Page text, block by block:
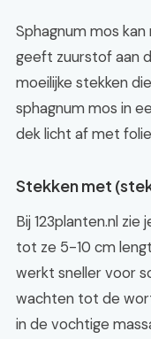
Sphagnum mos
geeft zuurstof aan
moeilijke stekken
sphagnum mos in
dek licht af met
Stekken met
Bij 123planten.nl
tot ze 5-10 cm
werkt sneller voor
wachten tot de
in de vochtige